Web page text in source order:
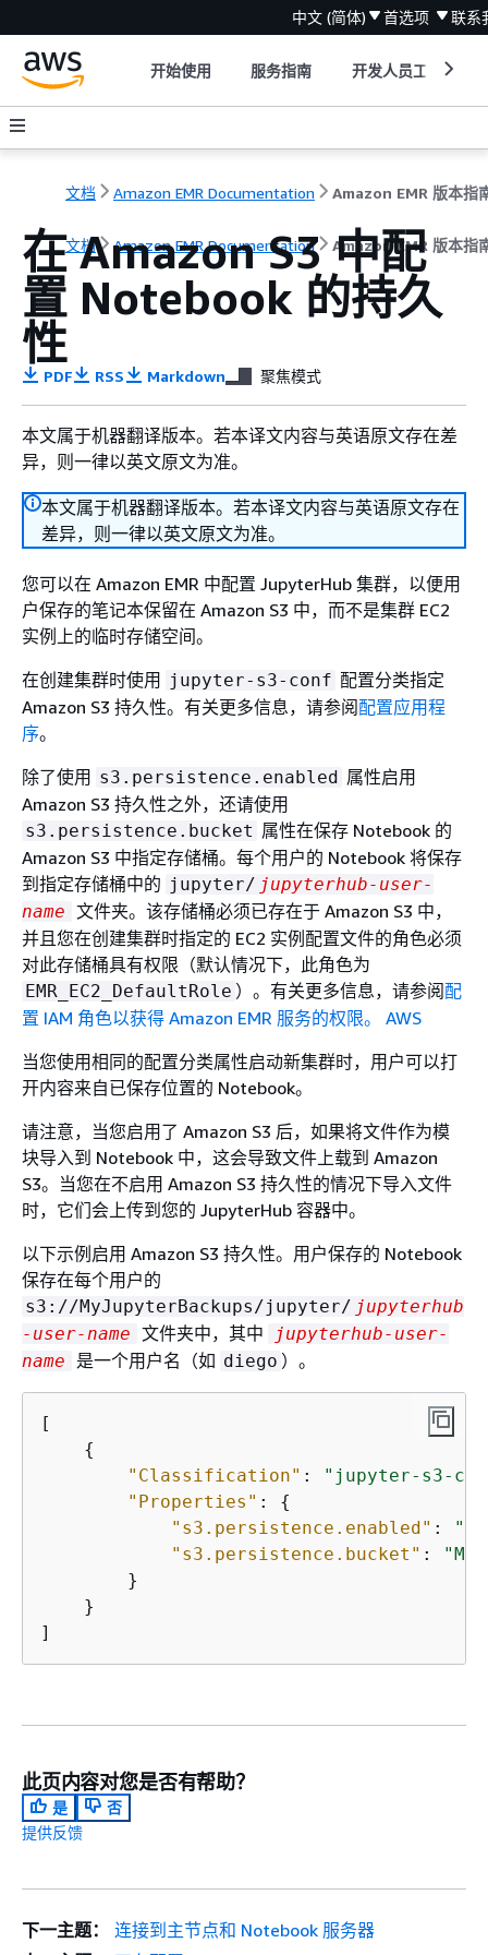
中文 (简体) 首选项 联系
开始使用 服务指南 开发人员工具
文档 Amazon EMR Documentation Amazon EMR 版本指
文档 Amazon EMR Documentation Amazon EMR 版本指
在 Amazon S3 中配
置 Notebook 的持久
性
PDF RSS Markdown 聚焦模式
本文属于机器翻译版本。若本译文内容与英语原文存在差
异，则一律以英文原文为准。
本文属于机器翻译版本。若本译文内容与英语原文存在
差异，则一律以英文原文为准。
您可以在 Amazon EMR 中配置 JupyterHub 集群，以便用
户保存的笔记本保留在 Amazon S3 中，而不是集群 EC2
实例上的临时存储空间。
在创建集群时使用
jupyter-s3-conf 配置分类指定
Amazon S3 持久性。有关更多信息，请参阅配置应用程
序。
除了使用 s3.persistence.enabled 属性启用
Amazon S3 持久性之外，还请使用
s3.persistence.bucket 属性在保存 Notebook 的
Amazon S3 中指定存储桶。每个用户的 Notebook 将保存
到指定存储桶中的 jupyter/ jupyterhub-user-
name 文件夹。该存储桶必须已存在于 Amazon S3 中，
并且您在创建集群时指定的 EC2 实例配置文件的角色必须
对此存储桶具有权限（默认情况下，此角色为
EMR_EC2_DefaultRole ）。有关更多信息，请参阅配
置 IAM 角色以获得 Amazon EMR 服务的权限。 AWS
当您使用相同的配置分类属性启动新集群时，用户可以打
开内容来自已保存位置的 Notebook。
请注意，当您启用了 Amazon S3 后，如果将文件作为模
块导入到 Notebook 中，这会导致文件上载到 Amazon
S3。当您在不启用 Amazon S3 持久性的情况下导入文件
时，它们会上传到您的 JupyterHub 容器中。
以下示例启用 Amazon S3 持久性。用户保存的 Notebook
保存在每个用户的
s3://MyJupyterBackups/jupyter/ jupyterhub
-user-name 文件夹中，其中
jupyterhub-user-
name
是一个用户名（如 diego ）。
[
{
"Classification" :
"jupyter-s3-
"Properties" : {
"s3.persistence.enabled" :
"s3.persistence.bucket" :
        }
    }
]
此页内容对您是否有帮助？
是
否
提供反馈
下一主题：
连接到主节点和 Notebook 服务器